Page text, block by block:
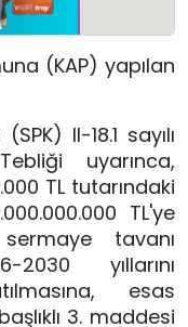
(KAP) yapılan
II-18.1 sayılı
uyarınca,
TL tutarındaki
TL'ye
tavanı
yıllarını
esas
3. maddesi